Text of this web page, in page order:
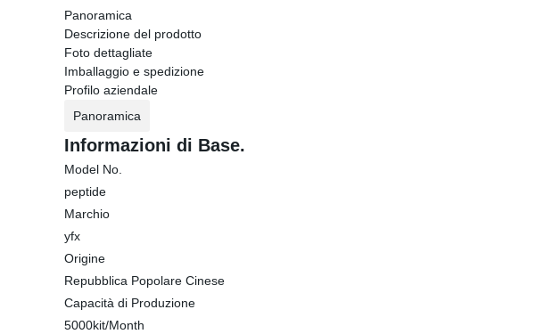
Panoramica
Descrizione del prodotto
Foto dettagliate
Imballaggio e spedizione
Profilo aziendale
Panoramica
Informazioni di Base.
Model No.
peptide
Marchio
yfx
Origine
Repubblica Popolare Cinese
Capacità di Produzione
5000kit/Month